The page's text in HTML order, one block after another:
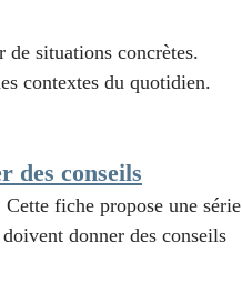
de situations concrètes.
contextes du quotidien.
des conseils
fiche propose une série
donner des conseils